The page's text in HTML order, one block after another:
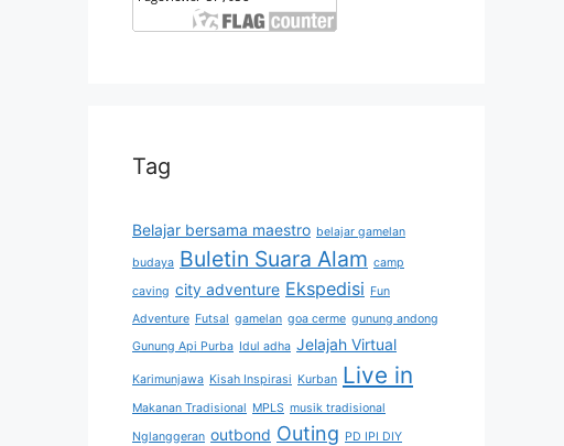
Tag
Belajar bersama maestro belajar gamelan
budaya Buletin Suara Alam camp
caving city adventure Ekspedisi Fun
Adventure Futsal gamelan goa cerme gunung andong
Gunung Api Purba Idul adha Jelajah Virtual
Karimunjawa Kisah Inspirasi Kurban Live in
Makanan Tradisional MPLS musik tradisional
Nglanggeran outbond Outing PD IPI DIY